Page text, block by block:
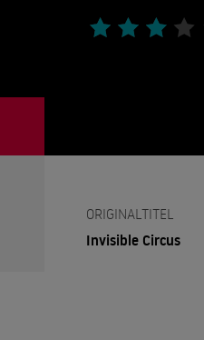
ORIGINALTITEL
Invisible Circus